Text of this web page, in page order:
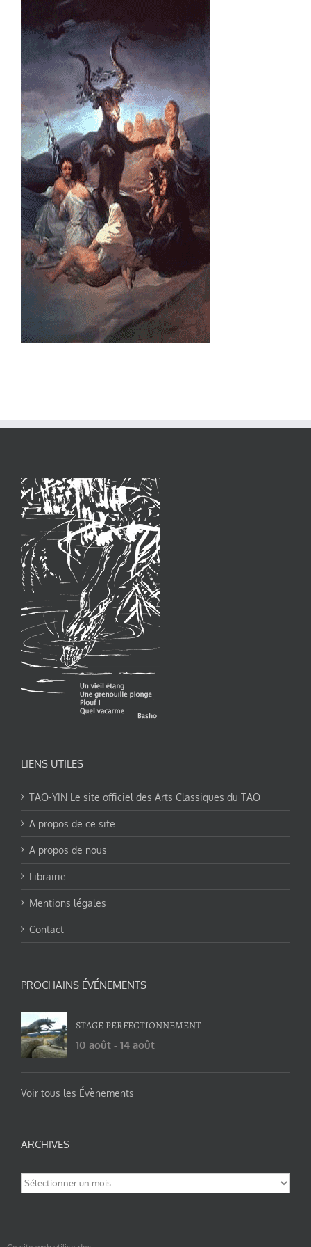
LIENS UTILES
TAO-YIN Le site officiel des Arts Classiques du TAO
A propos de ce site
A propos de nous
Librairie
Mentions légales
Contact
PROCHAINS ÉVÉNEMENTS
STAGE PERFECTIONNEMENT
10 août - 14 août
Voir tous les Évènements
ARCHIVES
Archives